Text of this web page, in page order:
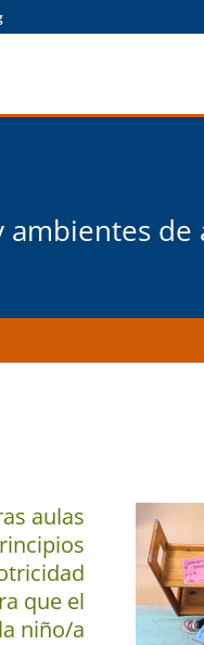
ambientes de
aulas
que el
niño/a